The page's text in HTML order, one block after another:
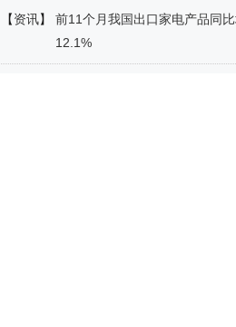
【资讯】
前11个月我国出口家电产品同
12.1%